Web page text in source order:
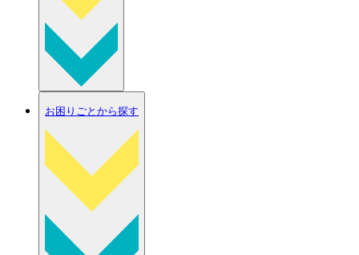
お困りごとから探す